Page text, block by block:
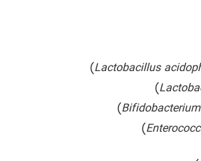
Lactobacillus
)
)
)
)